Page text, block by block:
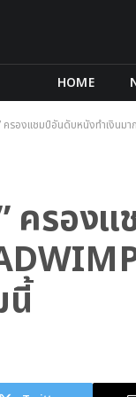
HOME
ครองแชมป์อันดับหนังทำเงินม
ครอง
นี้